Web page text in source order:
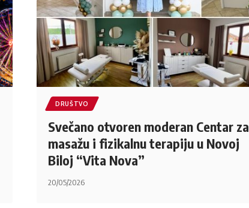
DRUŠTVO
Svečano otvoren moderan Centar za
masažu i fizikalnu terapiju u Novoj
Biloj “Vita Nova”
20/05/2026